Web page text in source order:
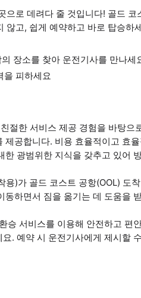
으로 데려다 줄 것입니다! 골드
않고, 쉽게 예약하고 바로 탑승하
장소를 찾아 운전기사를 만나세
을 피하세요
절한 서비스 제공 경험을 바탕
제공합니다. 비용 효율적이고 효
한 광범위한 지식을 갖추고 있어
용)가 골드 코스트 공항(OOL) 도
동하면서 짐을 옮기는 데 도움을
승 서비스를 이용해 안전하고 편
. 예약 시 운전기사에게 제시할